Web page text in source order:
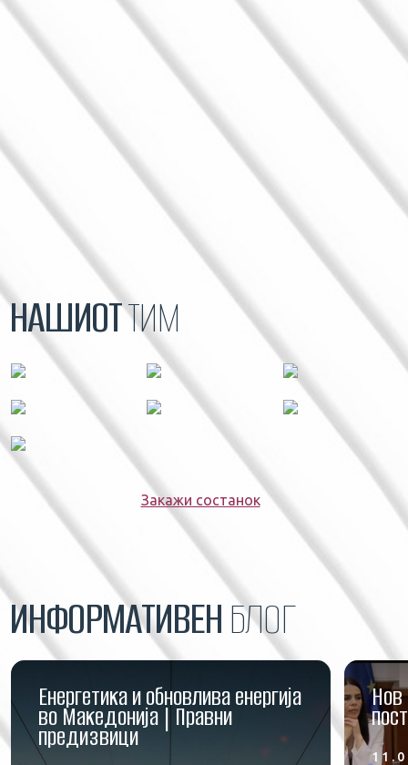
НАШИОТТИМ
Закажи состанок
ИНФОРМАТИВЕНБЛОГ
Енергетика и обновлива енергија
во Македонија | Правни
предизвици
Нов